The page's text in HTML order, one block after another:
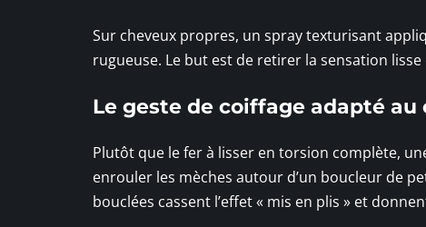
Sur cheveux propres, un spray texturisant
rugueuse. Le but est de retirer la sensation
Le geste de coiffage adapté au
Plutôt que le fer à lisser en torsion complète,
enrouler les mèches autour d’un boucleur de
bouclées cassent l’effet « mis en plis » et